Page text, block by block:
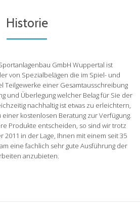
Historie
GmbH Wuppertal ist
von Spezialbelägen die im Spiel- und
Teilgewerke einer Gesamtausschreibung
und Überlegung welcher Belag für Sie der
nachhaltig ist etwas zu erleichtern,
kostenlosen Beratung zur Verfügung.
Produkte entscheiden, so sind wir trotz
2011 in der Lage, Ihnen mit einem seit 35
eine fachlich sehr gute Ausführung der
anzubieten.